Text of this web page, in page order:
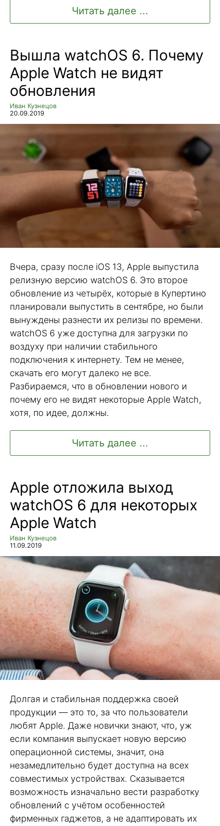
Читать далее ...
Вышла watchOS 6. Почему
Apple Watch не видят
обновления
Иван Кузнецов
20.09.2019
Вчера, сразу после iOS 13, Apple выпустила
релизную версию watchOS 6. Это второе
обновление из четырёх, которые в Купертино
планировали выпустить в сентябре, но были
вынуждены разнести их релизы по времени.
watchOS 6 уже доступна для загрузки по
воздуху при наличии стабильного
подключения к интернету. Тем не менее,
скачать его могут далеко не все.
Разбираемся, что в обновлении нового и
почему его не видят некоторые Apple Watch,
хотя, по идее, должны.
Читать далее ...
Apple отложила выход
watchOS 6 для некоторых
Apple Watch
Иван Кузнецов
11.09.2019
Долгая и стабильная поддержка своей
продукции — это то, за что пользователи
любят Apple. Даже новички знают, что, уж
если компания выпускает новую версию
операционной системы, значит, она
незамедлительно будет доступна на всех
совместимых устройствах. Сказывается
возможность изначально вести разработку
обновлений с учётом особенностей
фирменных гаджетов, а не адаптировать их